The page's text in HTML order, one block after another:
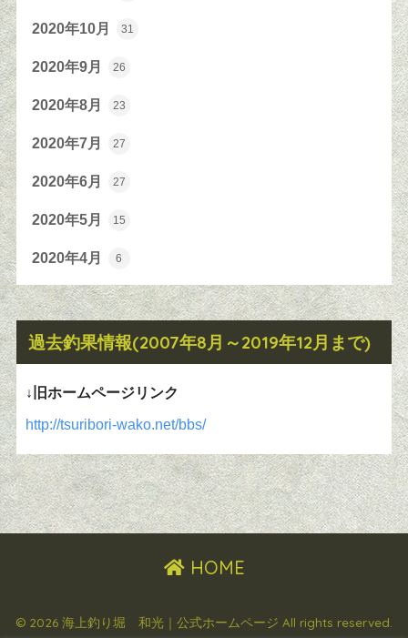
2020年10月 31
2020年9月 26
2020年8月 23
2020年7月 27
2020年6月 27
2020年5月 15
2020年4月 6
過去釣果情報(2007年8月～2019年12月まで)
↓旧ホームページリンク
http://tsuribori-wako.net/bbs/
HOME
© 2026 海上釣り堀 和光｜公式ホームページ All rights reserved.